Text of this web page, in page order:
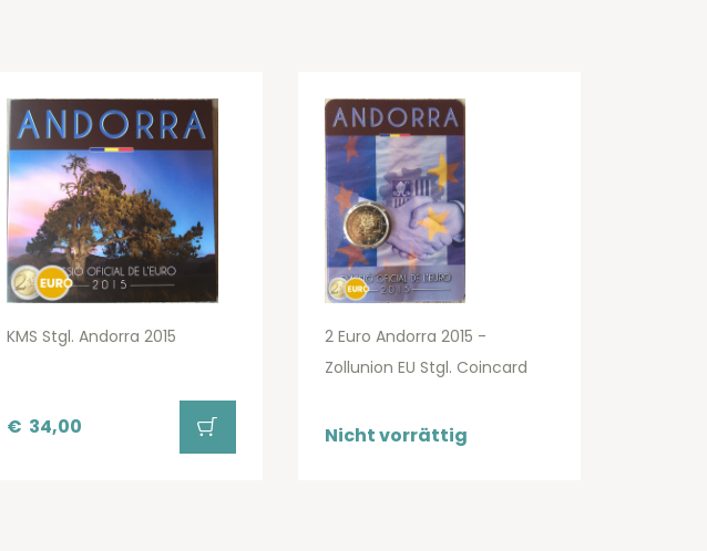
KMS Stgl. Andorra 2015
€ 34,00
2 Euro Andorra 2015 -
Zollunion EU Stgl. Coincard
Nicht vorrättig